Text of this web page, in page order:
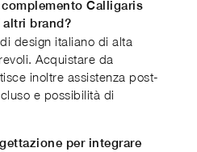
Calligaris
brand?
design italiano di alta
Acquistare da
inoltre assistenza post-
e possibilità di
per integrare